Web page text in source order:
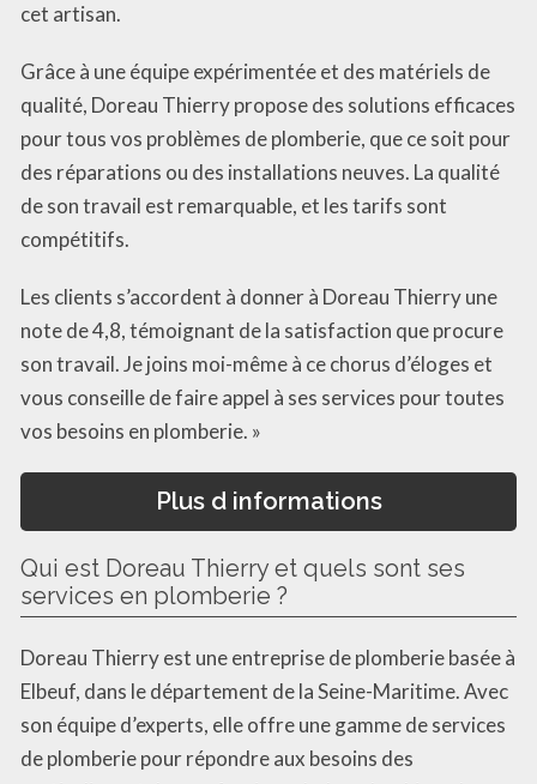
cet artisan.
Grâce à une équipe expérimentée et des matériels de
qualité, Doreau Thierry propose des solutions efficaces
pour tous vos problèmes de plomberie, que ce soit pour
des réparations ou des installations neuves. La qualité
de son travail est remarquable, et les tarifs sont
compétitifs.
Les clients s’accordent à donner à Doreau Thierry une
note de 4,8, témoignant de la satisfaction que procure
son travail. Je joins moi-même à ce chorus d’éloges et
vous conseille de faire appel à ses services pour toutes
vos besoins en plomberie. »
Plus d informations
Qui est Doreau Thierry et quels sont ses
services en plomberie ?
Doreau Thierry est une entreprise de plomberie basée à
Elbeuf, dans le département de la Seine-Maritime. Avec
son équipe d’experts, elle offre une gamme de services
de plomberie pour répondre aux besoins des